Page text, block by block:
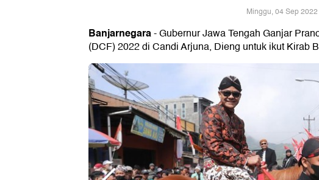
Minggu, 04 Sep
Banjarnegara- Gubernur Jawa Tengah Ganjar
(DCF) 2022 di Candi Arjuna, Dieng untuk ikut Kirab